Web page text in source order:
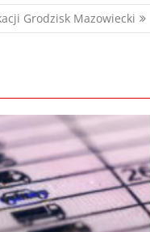
Grodzisk Mazowiecki